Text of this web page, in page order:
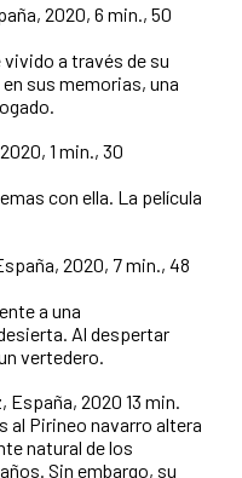
2020, 6 min., 50
a través de su
sus memorias, una
1 min., 30
con ella. La película
2020, 7 min., 48
a una
Al despertar
vertedero.
España, 2020 13 min.
al Pirineo navarro altera
natural de los
Sin embargo, su